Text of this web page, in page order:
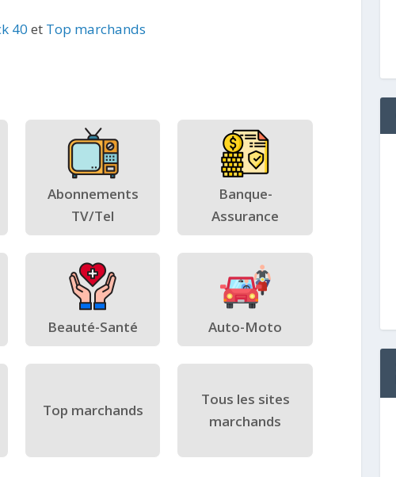
40 et Top marchands
Abonnements
TV/Tel
Banque-
Assurance
Beauté-Santé Auto-Moto
Top marchands
Tous les sites
marchands